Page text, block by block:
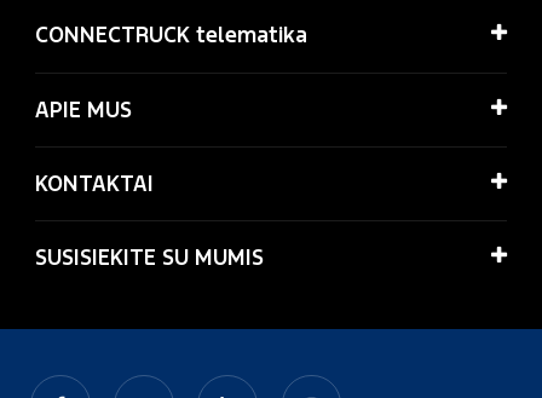
CONNECTRUCK telematika
APIE MUS
KONTAKTAI
SUSISIEKITE SU MUMIS